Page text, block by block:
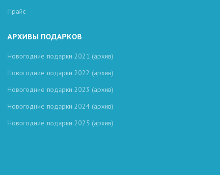
Прайс
АРХИВЫ ПОДАРКОВ
Новогодние подарки 2021 (архив)
Новогодние подарки 2022 (архив)
Новогодние подарки 2023 (архив)
Новогодние подарки 2024 (архив)
Новогодние подарки 2025 (архив)